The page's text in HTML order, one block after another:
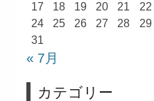
17
18 19 20 21 22
24
25 26 27 28 29
31
« 7月
カテゴリー